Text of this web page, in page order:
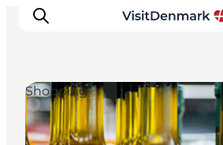
Inspirasjon
Shopping